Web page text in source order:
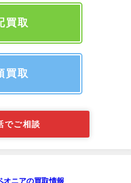
買取
買取
でご相談
ニアの買取情報